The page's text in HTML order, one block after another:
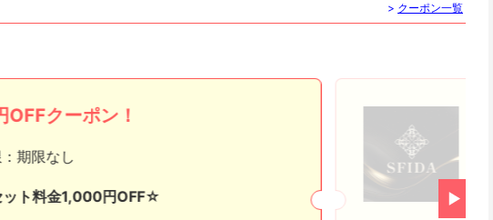
> クーポン一覧
クーポン！
期限なし
ト料金1,000円OFF☆